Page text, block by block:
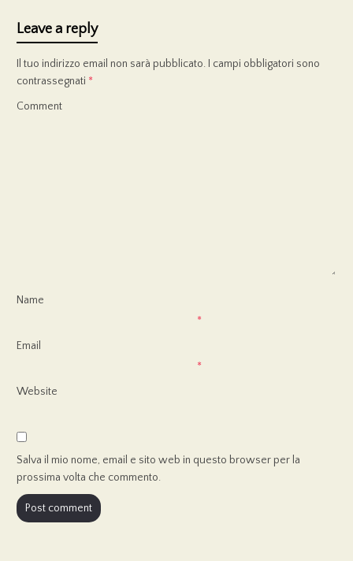
Leave a reply
Il tuo indirizzo email non sarà pubblicato.
I campi obbligatori sono
contrassegnati *
Comment
Name
*
Email
*
Website
Salva il mio nome, email e sito web in questo browser per la
prossima volta che commento.